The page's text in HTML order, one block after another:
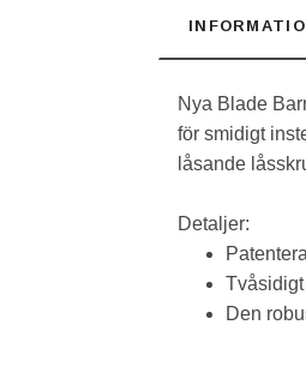
Nya Blade
för smidigt
låsande
Detaljer:
Den